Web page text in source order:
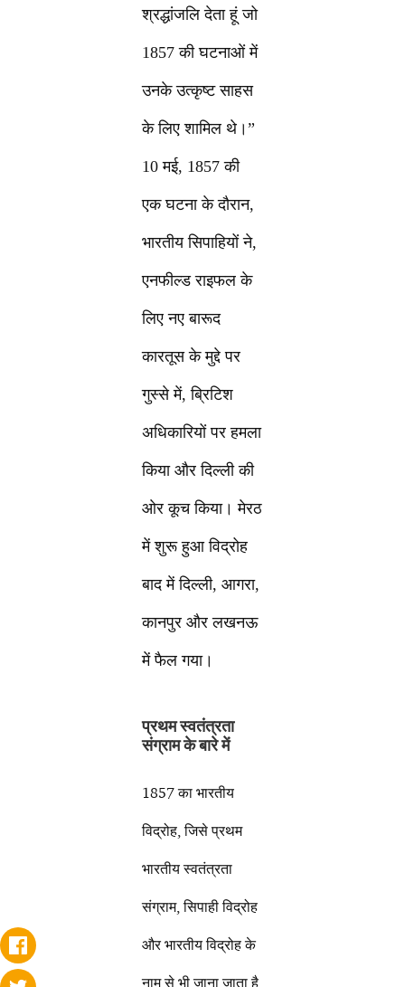
श्रद्धांजलि देता हूं जो
1857 की घटनाओं में
उनके उत्कृष्ट साहस
के लिए शामिल थे।”
10 मई, 1857 की
एक घटना के दौरान,
भारतीय सिपाहियों ने,
एनफील्ड राइफल के
लिए नए बारूद
कारतूस के मुद्दे पर
गुस्से में, ब्रिटिश
अधिकारियों पर हमला
किया और दिल्ली की
ओर कूच किया। मेरठ
में शुरू हुआ विद्रोह
बाद में दिल्ली, आगरा,
कानपुर और लखनऊ
में फैल गया।
प्रथम स्वतंत्रता
संग्राम के बारे में
1857 का भारतीय
विद्रोह, जिसे प्रथम
भारतीय स्वतंत्रता
संग्राम, सिपाही विद्रोह
और भारतीय विद्रोह के
नाम से भी जाना जाता है